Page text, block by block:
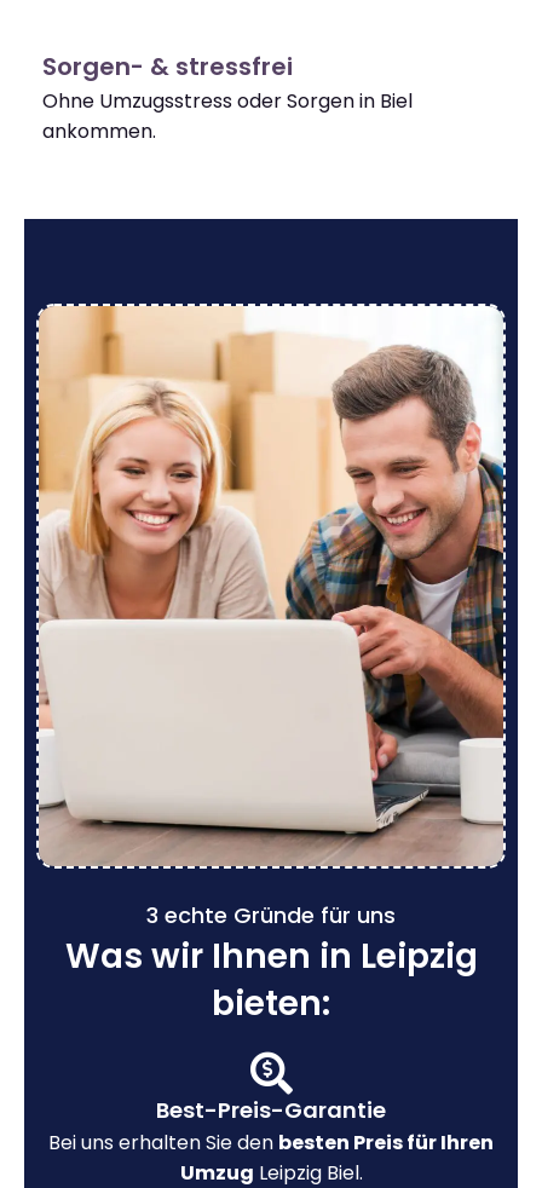
Sorgen- & stressfrei
Ohne Umzugsstress oder Sorgen in Biel
ankommen.
3 echte Gründe für uns
Was wir Ihnen in Leipzig
bieten:
Best-Preis-Garantie
Bei uns erhalten Sie den besten Preis für Ihren
Umzug Leipzig Biel.